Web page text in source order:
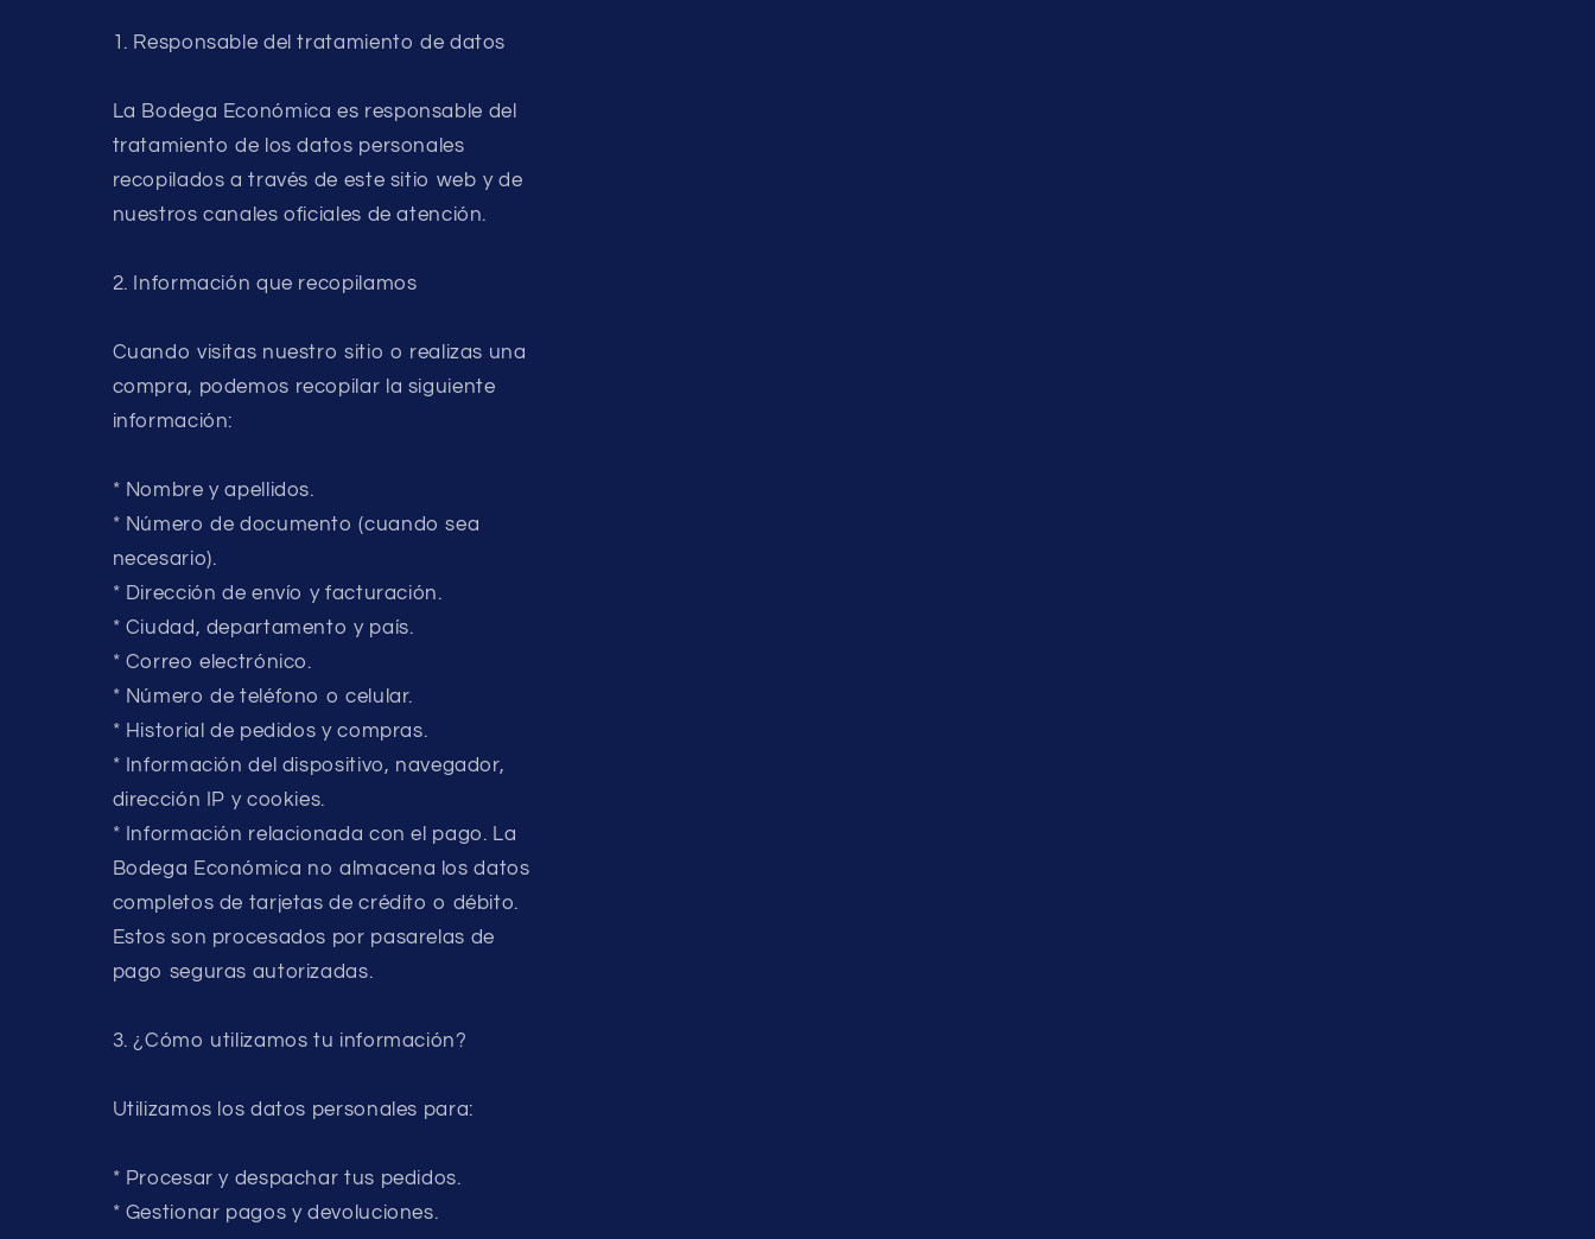
1. Responsable del tratamiento de datos
La Bodega Económica es responsable del
tratamiento de los datos personales
recopilados a través de este sitio web y de
nuestros canales oficiales de atención.
2. Información que recopilamos
Cuando visitas nuestro sitio o realizas una
compra, podemos recopilar la siguiente
información:
* Nombre y apellidos.
* Número de documento (cuando sea
necesario).
* Dirección de envío y facturación.
* Ciudad, departamento y país.
* Correo electrónico.
* Número de teléfono o celular.
* Historial de pedidos y compras.
* Información del dispositivo, navegador,
dirección IP y cookies.
* Información relacionada con el pago. La
Bodega Económica no almacena los datos
completos de tarjetas de crédito o débito.
Estos son procesados por pasarelas de
pago seguras autorizadas.
3. ¿Cómo utilizamos tu información?
Utilizamos los datos personales para:
* Procesar y despachar tus pedidos.
* Gestionar pagos y devoluciones.